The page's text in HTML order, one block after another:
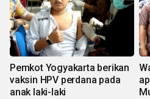
Pemkot Yogyakarta berikan
vaksin HPV perdana pada
anak laki-laki